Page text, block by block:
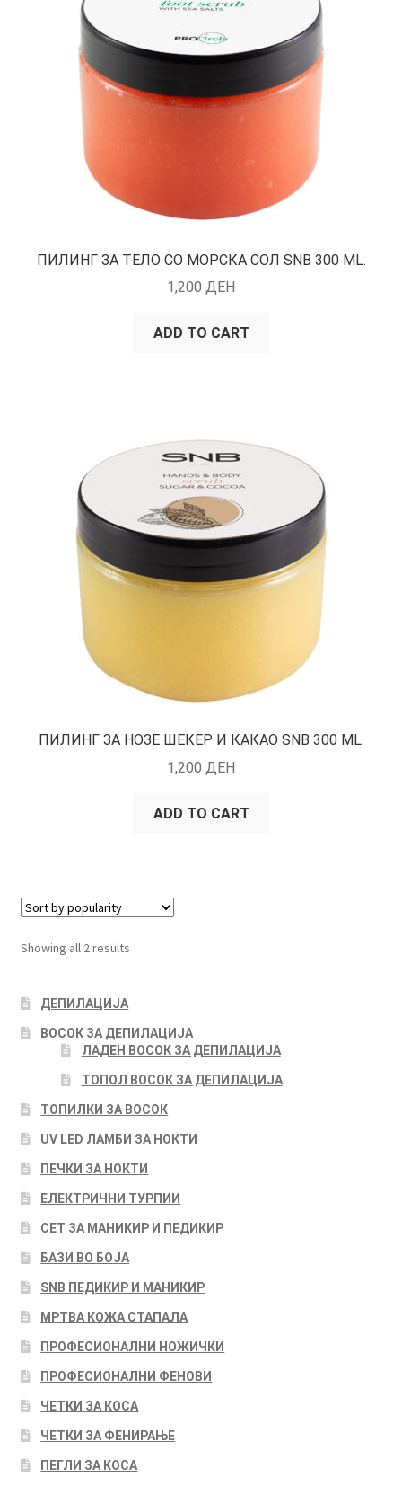
КОШНИЧКА
НАШИ БРЕНДОВИ ЗА КОЗМЕТИКА И ФРИЗЕРАЈ
ПЛАЌАЊЕ
ПОЛИТИКА И УСЛОВИ ЗА КОРИСТЕЊЕ
ПИЛИНГ ЗА ТЕЛО СО МОРСКА СОЛ SNB 300 ML.
1,200 ДЕН
ADD TO CART
ПИЛИНГ ЗА НОЗЕ ШЕКЕР И КАКАО SNB 300 ML.
1,200 ДЕН
ADD TO CART
Showing all 2 results
ДЕПИЛАЦИЈА
ВОСОК ЗА ДЕПИЛАЦИЈА
ЛАДЕН ВОСОК ЗА ДЕПИЛАЦИЈА
ТОПОЛ ВОСОК ЗА ДЕПИЛАЦИЈА
ТОПИЛКИ ЗА ВОСОК
UV LED ЛАМБИ ЗА НОКТИ
ПЕЧКИ ЗА НОКТИ
ЕЛЕКТРИЧНИ ТУРПИИ
СЕТ ЗА МАНИКИР И ПЕДИКИР
БАЗИ ВО БОЈА
SNB ПЕДИКИР И МАНИКИР
МРТВА КОЖА СТАПАЛА
ПРОФЕСИОНАЛНИ НОЖИЧКИ
ПРОФЕСИОНАЛНИ ФЕНОВИ
ЧЕТКИ ЗА КОСА
ЧЕТКИ ЗА ФЕНИРАЊЕ
ПЕГЛИ ЗА КОСА